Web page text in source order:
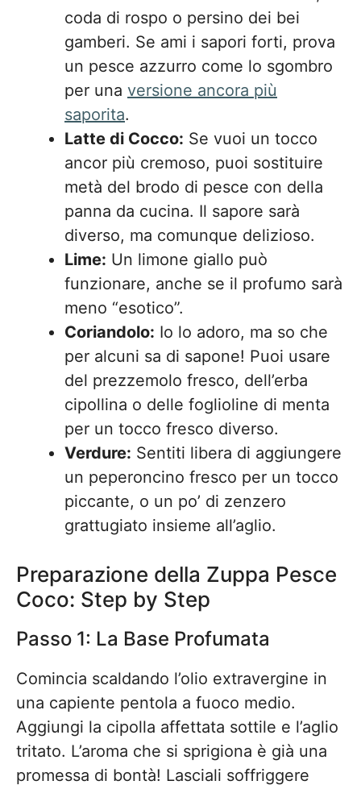
coda di rospo o persino dei bei
gamberi. Se ami i sapori forti, prova
un pesce azzurro come lo sgombro
per una versione ancora più
saporita.
Latte di Cocco: Se vuoi un tocco
ancor più cremoso, puoi sostituire
metà del brodo di pesce con della
panna da cucina. Il sapore sarà
diverso, ma comunque delizioso.
Lime: Un limone giallo può
funzionare, anche se il profumo sarà
meno “esotico”.
Coriandolo: Io lo adoro, ma so che
per alcuni sa di sapone! Puoi usare
del prezzemolo fresco, dell’erba
cipollina o delle foglioline di menta
per un tocco fresco diverso.
Verdure: Sentiti libera di aggiungere
un peperoncino fresco per un tocco
piccante, o un po’ di zenzero
grattugiato insieme all’aglio.
Preparazione della Zuppa Pesce
Coco: Step by Step
Passo 1: La Base Profumata
Comincia scaldando l’olio extravergine in
una capiente pentola a fuoco medio.
Aggiungi la cipolla affettata sottile e l’aglio
tritato. L’aroma che si sprigiona è già una
promessa di bontà! Lasciali soffriggere